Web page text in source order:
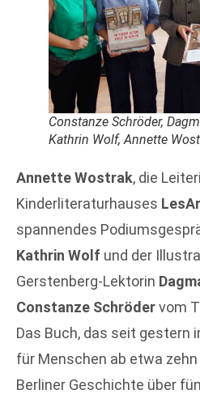
Constanze Schröder,
Kathrin Wolf, Annette
Annette Wostrak, die
Kinderliteraturhauses
spannendes
Kathrin Wolf und der
Gerstenberg-Lektorin
Constanze Schrödervom
Das Buch, das seit gestern
für Menschen ab etwa
Berliner Geschichte über